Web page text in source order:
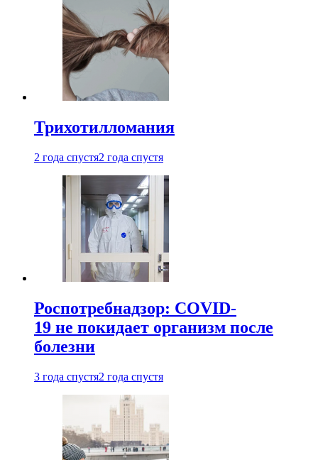
Трихотилломания
2 года спустя2 года спустя
Роспотребнадзор: COVID-
19 не покидает организм после
болезни
3 года спустя2 года спустя